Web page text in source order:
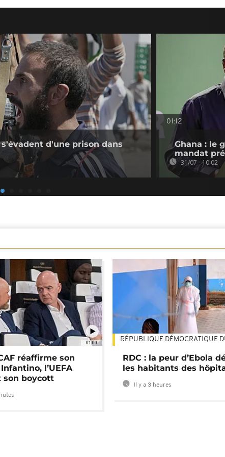
d'une prison dans
01:12
Ghana : le
mandat
31/07 - 10:02
01:00
réaffirme son
l’UEFA
son boycott
RÉPUBLIQUE DÉMOCRATIQUE
RDC : la peur d’Ebola
les habitants des
Il y a 3 heures